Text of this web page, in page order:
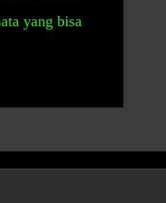
yang bisa